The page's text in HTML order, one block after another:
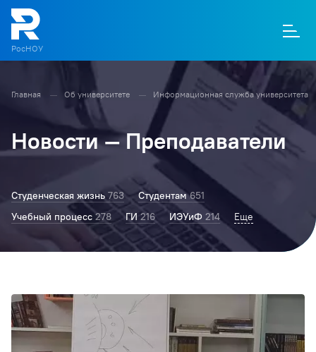
О П Д Т М К
РосНОУ
Главная Об университете Информационная служба университета
Новости — Преподаватели
Студенческая жизнь 763 Студентам 651
Учебный процесс 278 ГИ 216 ИЭУиФ 214
Ректор РосНОУ
203
Колледж 177
Преподаватели
Конференции
Наука 123
Еще